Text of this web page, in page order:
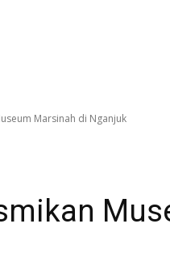
Marsinah di Nganjuk